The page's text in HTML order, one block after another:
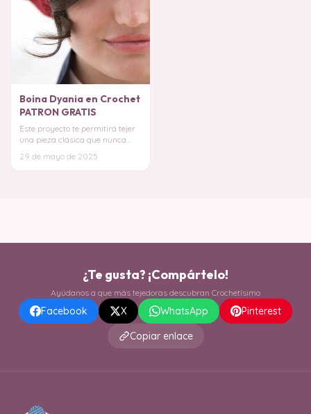
Boina Dyania en Crochet
PATRON GRATIS
Este proyecto te permitirá tejer
una pieza clásica que nunca
realzar cualqu
29 de mayo de 2025
¿Te gusta? ¡Compártelo!
Ayúdanos a que más tejedoras descubran Crochetísimo
Facebook X WhatsApp
Pinterest
Copiar enlace